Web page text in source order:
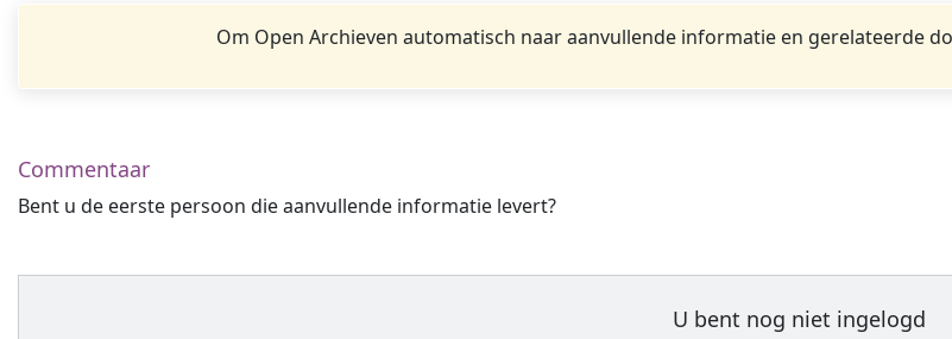
Om Open Archieven automatisch naar aanvullende informatie en gerelateerde
Commentaar
Bent u de eerste persoon die aanvullende informatie levert?
U bent nog niet ingelogd